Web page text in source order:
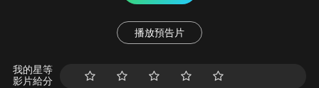
播放預告片
我的星等
影片給分